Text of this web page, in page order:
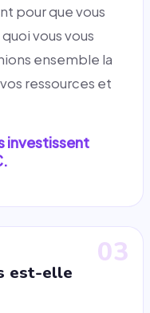
pour que vous
vous vous
ensemble la
ressources et
investissent
03
est-elle